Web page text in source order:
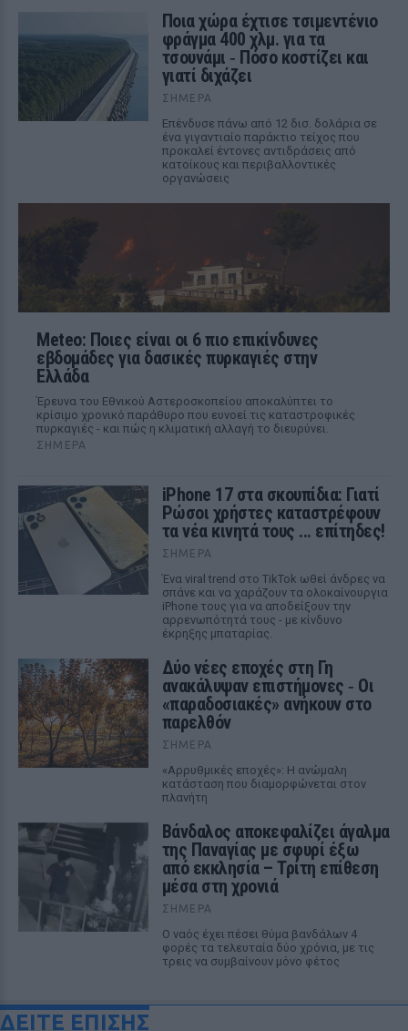
Ποια χώρα έχτισε τσιμεντένιο
φράγμα 400 χλμ. για τα
τσουνάμι ‑ Πόσο κοστίζει και
γιατί διχάζει
ΣΉΜΕΡΑ
Επένδυσε πάνω από 12 δισ. δολάρια σε
ένα γιγαντιαίο παράκτιο τείχος που
προκαλεί έντονες αντιδράσεις από
κατοίκους και περιβαλλοντικές
οργανώσεις
Meteo: Ποιες είναι οι 6 πιο επικίνδυνες
εβδομάδες για δασικές πυρκαγιές στην
Ελλάδα
Έρευνα του Εθνικού Αστεροσκοπείου αποκαλύπτει το
κρίσιμο χρονικό παράθυρο που ευνοεί τις καταστροφικές
πυρκαγιές - και πώς η κλιματική αλλαγή το διευρύνει.
ΣΉΜΕΡΑ
iPhone 17 στα σκουπίδια: Γιατί
Ρώσοι χρήστες καταστρέφουν
τα νέα κινητά τους ... επίτηδες!
ΣΉΜΕΡΑ
Ένα viral trend στο TikTok ωθεί άνδρες να
σπάνε και να χαράζουν τα ολοκαίνουργια
iPhone τους για να αποδείξουν την
αρρενωπότητά τους - με κίνδυνο
έκρηξης μπαταρίας.
Δύο νέες εποχές στη Γη
ανακάλυψαν επιστήμονες ‑ Oι
«παραδοσιακές» ανήκουν στο
παρελθόν
ΣΉΜΕΡΑ
«Αρρυθμικές εποχές»: Η ανώμαλη
κατάσταση που διαμορφώνεται στον
πλανήτη
Βάνδαλος αποκεφαλίζει άγαλμα
της Παναγίας με σφυρί έξω
από εκκλησία – Τρίτη επίθεση
μέσα στη χρονιά
ΣΉΜΕΡΑ
Ο ναός έχει πέσει θύμα βανδάλων 4
φορές τα τελευταία δύο χρόνια, με τις
τρεις να συμβαίνουν μόνο φέτος
ΔΕΙΤΕ ΕΠΙΣΗΣ